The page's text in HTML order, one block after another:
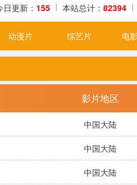
日更新： 155 本站总计： 82394
动漫片 综艺片 电
影片地区
中国大陆
中国大陆
中国大陆